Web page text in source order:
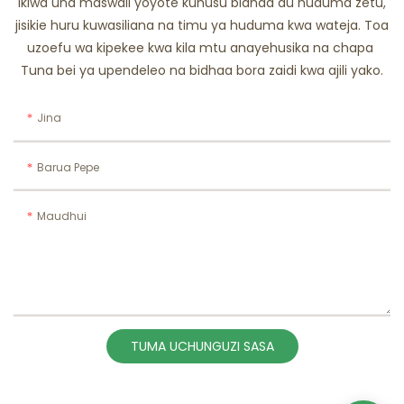
jisikie huru kuwasiliana na timu ya huduma kwa wateja. Toa
uzoefu wa kipekee kwa kila mtu anayehusika na chapa
Tuna bei ya upendeleo na bidhaa bora zaidi kwa ajili yako.
Jina
Barua Pepe
Maudhui
TUMA UCHUNGUZI SASA